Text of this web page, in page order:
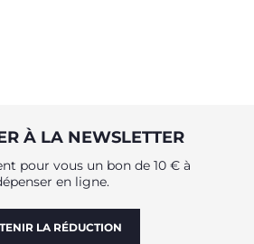
À LA NEWSLETTER
pour vous un bon de 10 € à
en ligne.
LA RÉDUCTION